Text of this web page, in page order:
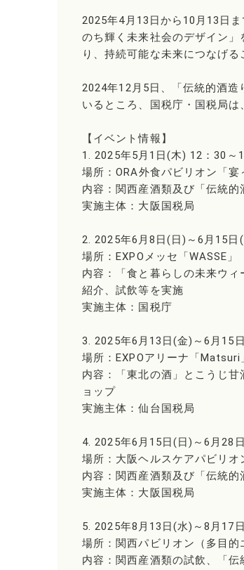
2025年4月13日から10月13日
のち輝く未来社会のデザイン
り、持続可能な未来につなげる
2024年12月5日、「伝統的酒
いるところ、国税庁・国税局
【イベント情報】
1. 2025年5月1日(木) 12：30～
場所：ORA外食パビリオン「
内容：関西産酒類及び「伝統
実施主体：大阪国税局
2. 2025年6月8日(日)～6月15日
場所：EXPOメッセ「WASSE
内容：「食と暮らしの未来ウ
紹介、試飲等を実施
実施主体：国税庁
3. 2025年6月13日(金)～6月15
場所：EXPOアリーナ「Matsuri
内容：「東北の酒」とこうじ
ョップ
実施主体：仙台国税局
4. 2025年6月15日(日)～6月28
場所：大阪ヘルスケアパビリ
内容：関西産酒類及び「伝統
実施主体：大阪国税局
5. 2025年8月13日(水)～8月17
場所：関西パビリオン（多目的
内容：関西産酒類の試飲、「